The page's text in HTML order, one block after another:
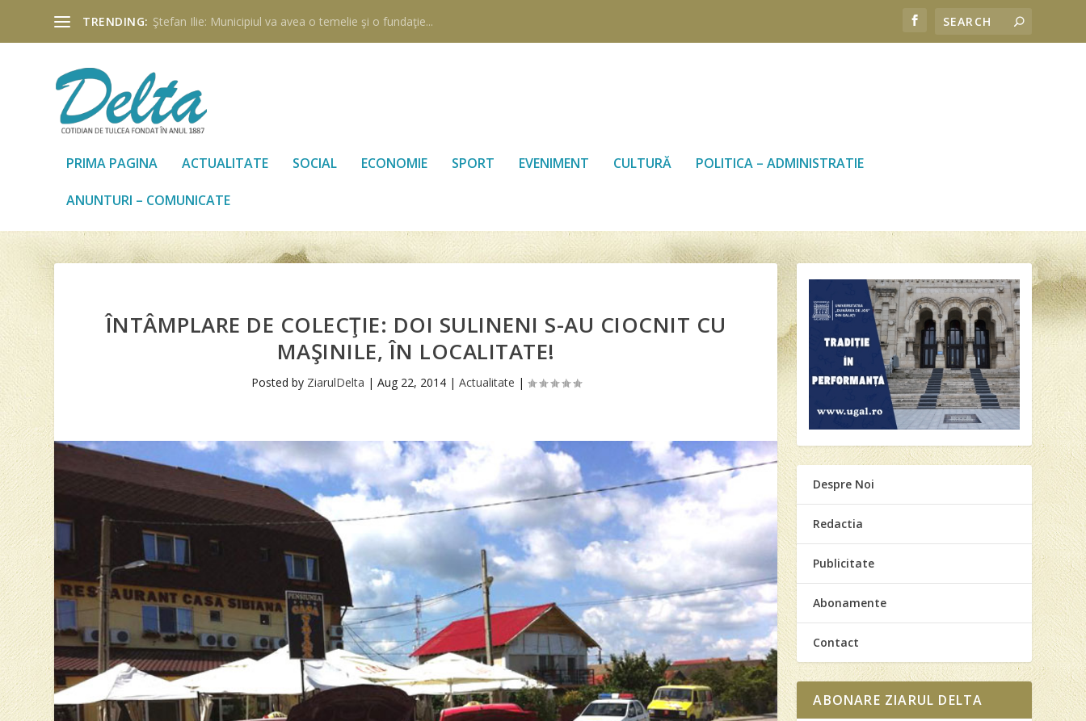
TRENDING: Ştefan Ilie: Municipiul va avea o temelie şi o fundaţie...
PRIMA PAGINA ACTUALITATE SOCIAL ECONOMIE SPORT EVENIMENT CULTURĂ POLITICA – ADMINISTRATIE
ANUNTURI – COMUNICATE
ÎNTÂMPLARE DE COLECŢIE: DOI SULINENI S-AU CIOCNIT CU
MAŞINILE, ÎN LOCALITATE!
Posted by ZiarulDelta | Aug 22, 2014| Actualitate |
Despre Noi
Redactia
Publicitate
Abonamente
Contact
ABONARE ZIARUL DELTA